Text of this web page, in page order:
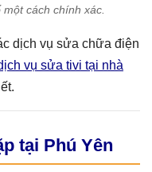
cách chính xác.
dịch vụ sửa chữa điện
vụ sửa tivi tại nhà
tại Phú Yên